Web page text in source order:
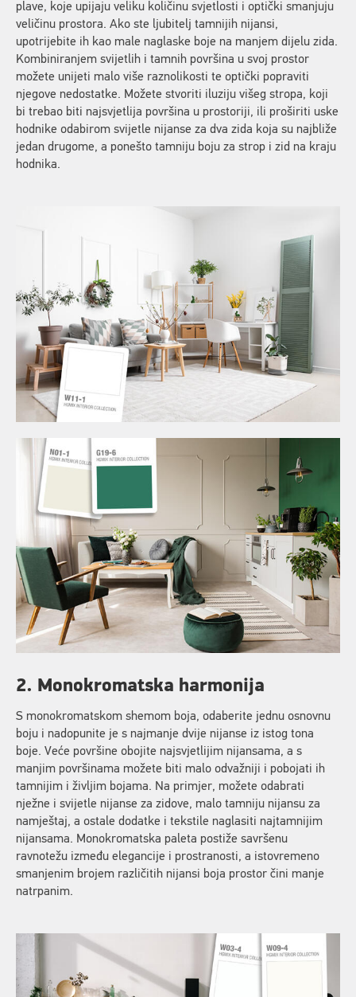
plave, koje upijaju veliku količinu svjetlosti i optički smanjuju
veličinu prostora. Ako ste ljubitelj tamnijih nijansi,
upotrijebite ih kao male naglaske boje na manjem dijelu zida.
Kombiniranjem svijetlih i tamnih površina u svoj prostor
možete unijeti malo više raznolikosti te optički popraviti
njegove nedostatke. Možete stvoriti iluziju višeg stropa, koji
bi trebao biti najsvjetlija površina u prostoriji, ili proširiti uske
hodnike odabirom svijetle nijanse za dva zida koja su najbliže
jedan drugome, a ponešto tamniju boju za strop i zid na kraju
hodnika.
2. Monokromatska harmonija
S monokromatskom shemom boja, odaberite jednu osnovnu
boju i nadopunite je s najmanje dvije nijanse iz istog tona
boje. Veće površine obojite najsvjetlijim nijansama, a s
manjim površinama možete biti malo odvažniji i pobojati ih
tamnijim i življim bojama. Na primjer, možete odabrati
nježne i svijetle nijanse za zidove, malo tamniju nijansu za
namještaj, a ostale dodatke i tekstile naglasiti najtamnijim
nijansama. Monokromatska paleta postiže savršenu
ravnotežu između elegancije i prostranosti, a istovremeno
smanjenim brojem različitih nijansi boja prostor čini manje
natrpanim.